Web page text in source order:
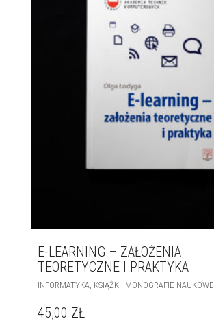
E-LEARNING – ZAŁOŻENIA
TEORETYCZNE I PRAKTYKA
INFORMATYKA KSIĄŻKI MONOGRAFIE NAUKOWE
45,00 ZŁ